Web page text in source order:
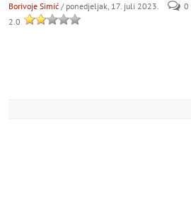
Borivoje Simić / ponedjeljak, 17. juli 2023. 0
2.0